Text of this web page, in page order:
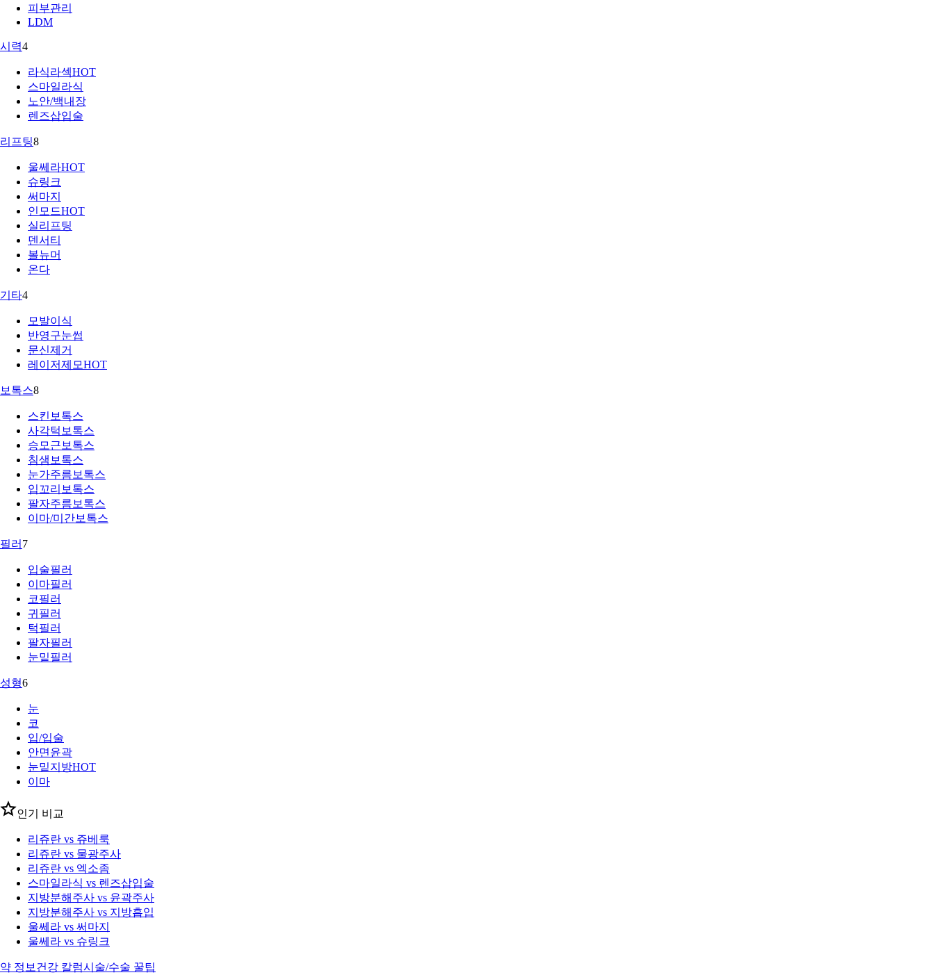
피부관리
LDM
시력4
라식라섹HOT
스마일라식
노안/백내장
렌즈삽입술
리프팅8
울쎄라HOT
슈링크
써마지
인모드HOT
실리프팅
덴서티
볼뉴머
온다
기타4
모발이식
반영구눈썹
문신제거
레이저제모HOT
보톡스8
스킨보톡스
사각턱보톡스
승모근보톡스
침샘보톡스
눈가주름보톡스
입꼬리보톡스
팔자주름보톡스
이마/미간보톡스
필러 7
입술필러
이마필러
코필러
귀필러
턱필러
팔자필러
눈밑필러
성형6
눈
코
입/입술
안면윤곽
눈밑지방HOT
이마
인기 비교
리쥬란 vs 쥬베룩
리쥬란 vs 물광주사
리쥬란 vs 엑소좀
스마일라식 vs 렌즈삽입술
지방분해주사 vs 윤곽주사
지방분해주사 vs 지방흡입
울쎄라 vs 써마지
울쎄라 vs 슈링크
약 정보 건강 칼럼시술/수술 꿀팁